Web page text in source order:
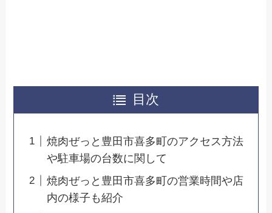
目次
焼肉ぜっと豊田市喜多町のアクセス方法
や駐車場の台数に関して
焼肉ぜっと豊田市喜多町の営業時間や店
内の様子も紹介